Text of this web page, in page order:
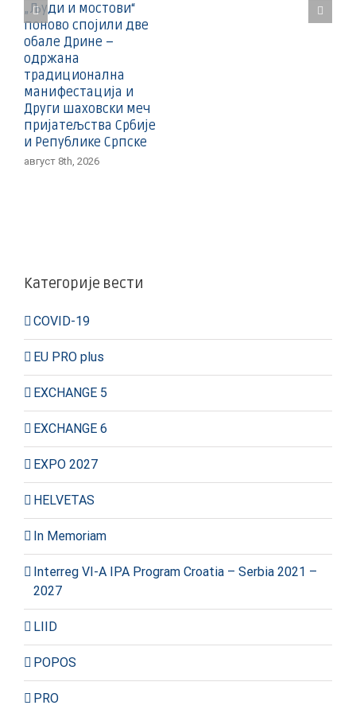
„Људи и мостови“
поново спојили две
обале Дрине –
одржана
традиционална
манифестација и
Други шаховски меч
пријатељства Србије
и Републике Српске
август 8th, 2026
Категорије вести
COVID-19
EU PRO plus
EXCHANGE 5
EXCHANGE 6
EXPO 2027
HELVETAS
In Memoriam
Interreg VI-A IPA Program Croatia – Serbia 2021 –
2027
LIID
POPOS
PRO